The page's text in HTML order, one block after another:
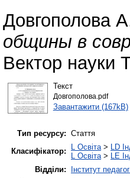
Довгополова
общины в
Вектор
Текст
Довгополова.pdf
Завантажити (167kB)|
Тип ресурсу: Стаття
Класифікатор:
L Освіта> LD
L Освіта> LE
Відділи:
Інститут